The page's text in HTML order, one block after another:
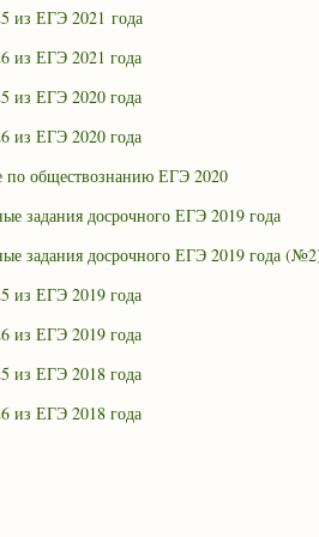
из ЕГЭ 2021 года
из ЕГЭ 2021 года
из ЕГЭ 2020 года
из ЕГЭ 2020 года
по обществознанию ЕГЭ 2020
задания досрочного ЕГЭ 2019 года
задания досрочного ЕГЭ 2019 года
из ЕГЭ 2019 года
из ЕГЭ 2019 года
из ЕГЭ 2018 года
из ЕГЭ 2018 года